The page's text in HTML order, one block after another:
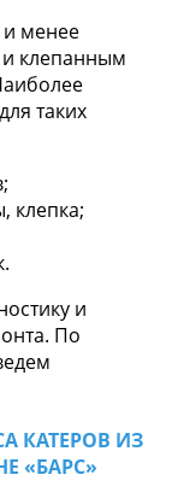
менее
клепанным
таких
клепка;
и
По
КАТЕРОВ ИЗ
«БАРС»